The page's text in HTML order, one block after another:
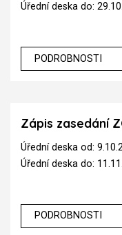
Úřední deska do:
PODROBNOSTI
Zápis zasedání
Úřední deska od:
Úřední deska do:
PODROBNOSTI